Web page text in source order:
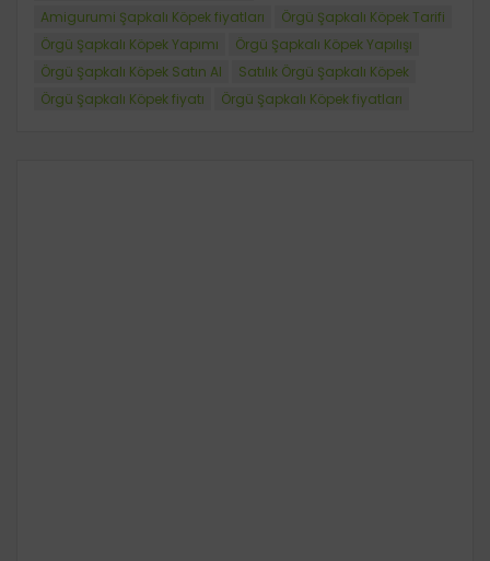
Amigurumi Şapkalı Köpek fiyatları
Örgü Şapkalı Köpek Tarifi
Örgü Şapkalı Köpek Yapımı
Örgü Şapkalı Köpek Yapılışı
Örgü Şapkalı Köpek Satın Al
Satılık Örgü Şapkalı Köpek
Örgü Şapkalı Köpek fiyatı
Örgü Şapkalı Köpek fiyatları